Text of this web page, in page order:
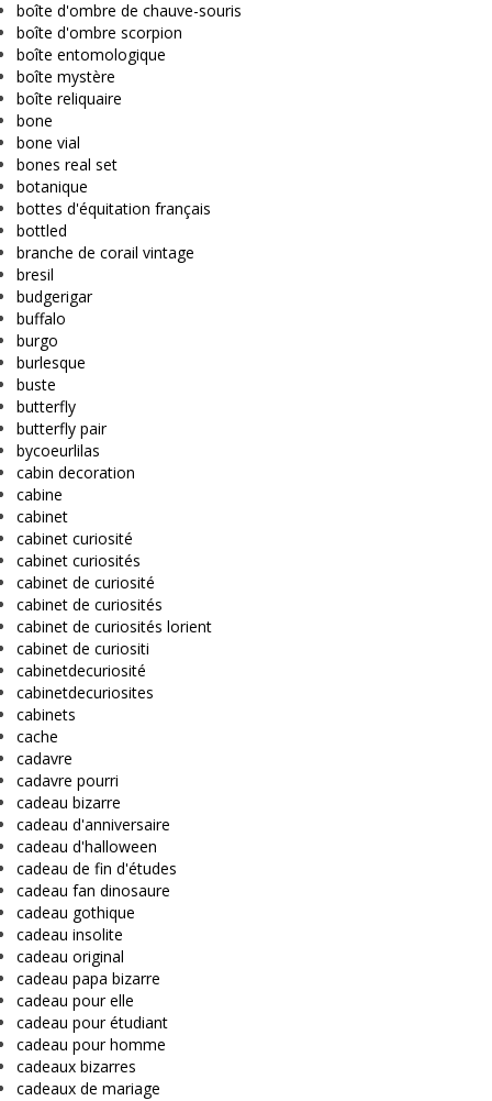
boîte d'ombre de chauve-souris
boîte d'ombre scorpion
boîte entomologique
boîte mystère
boîte reliquaire
bone
bone vial
bones real set
botanique
bottes d'équitation français
bottled
branche de corail vintage
bresil
budgerigar
buffalo
burgo
burlesque
buste
butterfly
butterfly pair
bycoeurlilas
cabin decoration
cabine
cabinet
cabinet curiosité
cabinet curiosités
cabinet de curiosité
cabinet de curiosités
cabinet de curiosités lorient
cabinet de curiositi
cabinetdecuriosité
cabinetdecuriosites
cabinets
cache
cadavre
cadavre pourri
cadeau bizarre
cadeau d'anniversaire
cadeau d'halloween
cadeau de fin d'études
cadeau fan dinosaure
cadeau gothique
cadeau insolite
cadeau original
cadeau papa bizarre
cadeau pour elle
cadeau pour étudiant
cadeau pour homme
cadeaux bizarres
cadeaux de mariage